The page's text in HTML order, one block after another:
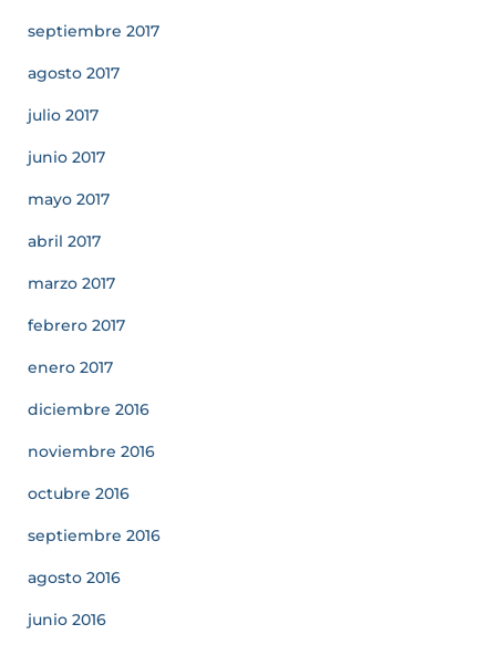
septiembre 2017
agosto 2017
julio 2017
junio 2017
mayo 2017
abril 2017
marzo 2017
febrero 2017
enero 2017
diciembre 2016
noviembre 2016
octubre 2016
septiembre 2016
agosto 2016
junio 2016